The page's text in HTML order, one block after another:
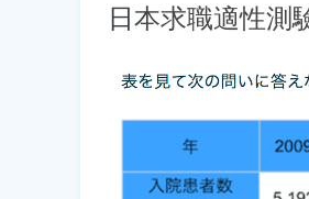
日本求職適性測